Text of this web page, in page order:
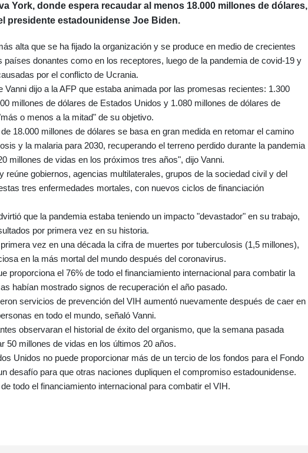
York, donde espera recaudar al menos 18.000 millones de dólares,
presidente estadounidense Joe Biden.
alta que se ha fijado la organización y se produce en medio de crecientes
países donantes como en los receptores, luego de la pandemia de covid-19 y
por el conflicto de Ucrania.
dijo a la AFP que estaba animada por las promesas recientes: 1.300
millones de dólares de Estados Unidos y 1.080 millones de dólares de
o menos a la mitad" de su objetivo.
18.000 millones de dólares se basa en gran medida en retomar el camino
y la malaria para 2030, recuperando el terreno perdido durante la pandemia
millones de vidas en los próximos tres años", dijo Vanni.
reúne gobiernos, agencias multilaterales, grupos de la sociedad civil y del
tres enfermedades mortales, con nuevos ciclos de financiación
que la pandemia estaba teniendo un impacto "devastador" en su trabajo,
por primera vez en su historia.
vez en una década la cifra de muertes por tuberculosis (1,5 millones),
en la más mortal del mundo después del coronavirus.
proporciona el 76% de todo el financiamiento internacional para combatir la
habían mostrado signos de recuperación el año pasado.
servicios de prevención del VIH aumentó nuevamente después de caer en
en todo el mundo, señaló Vanni.
observaran el historial de éxito del organismo, que la semana pasada
50 millones de vidas en los últimos 20 años.
Unidos no puede proporcionar más de un tercio de los fondos para el Fondo
desafío para que otras naciones dupliquen el compromiso estadounidense.
todo el financiamiento internacional para combatir el VIH.